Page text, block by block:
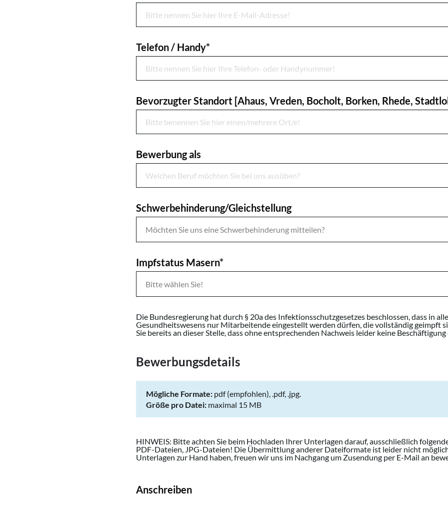
Telefon / Handy*
Bevorzugter Standort [Ahaus, Vreden, Bocholt, Borken, Rhede,
Bewerbung als
Schwerbehinderung/Gleichstellung
Impfstatus Masern*
Die Bundesregierung hat durch § 20a des Infektionsschutzgesetzes beschlossen, dass in
Gesundheitswesens nur Mitarbeitende eingestellt werden dürfen, die vollständig geimpft
Sie bereits an dieser Stelle, dass ohne entsprechenden Nachweis leider keine
Bewerbungsdetails
Mögliche Formate: pdf (empfohlen), .pdf, .jpg.
Größe pro Datei: maximal 15 MB
HINWEIS: Bitte achten Sie beim Hochladen Ihrer Unterlagen darauf, ausschließlich
PDF-Dateien, JPG-Dateien! Die Übermittlung anderer Dateiformate ist leider nicht
Unterlagen zur Hand haben, freuen wir uns im Nachgang um Zusendung per E-Mail an
Anschreiben